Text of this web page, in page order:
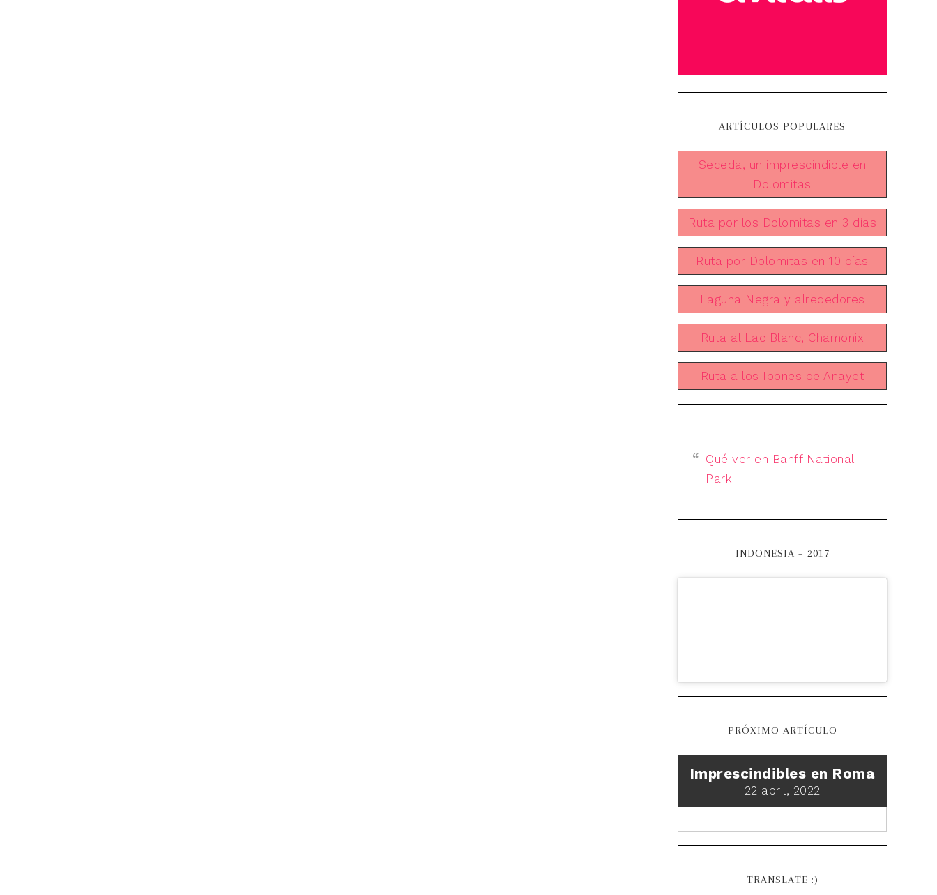
ARTÍCULOS POPULARES
Seceda, un imprescindible en
Dolomitas
Ruta por los Dolomitas en 3 días
Ruta por Dolomitas en 10 días
Laguna Negra y alrededores
Ruta al Lac Blanc, Chamonix
Ruta a los Ibones de Anayet
Qué ver en Banff National
Park
INDONESIA – 2017
PRÓXIMO ARTÍCULO
Imprescindibles en Roma
22 abril, 2022
TRANSLATE :)